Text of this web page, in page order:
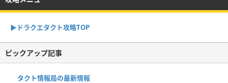
▶︎ドラクエタクト攻略TOP
ピックアップ記事
タクト情報局の最新情報